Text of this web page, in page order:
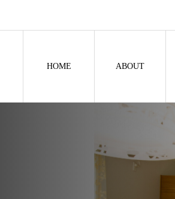
HOME ABOUT